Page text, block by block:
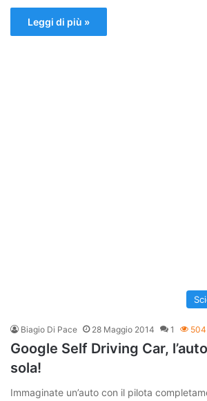
Leggi di più »
Biagio Di Pace 28 Maggio 2014 1 504
Google Self Driving Car,
sola!
Immaginate un’auto con il pilota